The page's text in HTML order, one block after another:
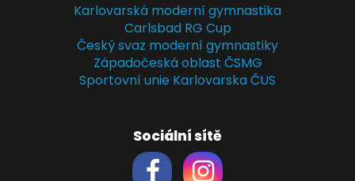
Karlovarská moderní gymnastika
Carlsbad RG Cup
Český svaz moderní gymnastiky
Západočeská oblast ČSMG
Sportovní unie Karlovarska ČUS
Sociální sítě